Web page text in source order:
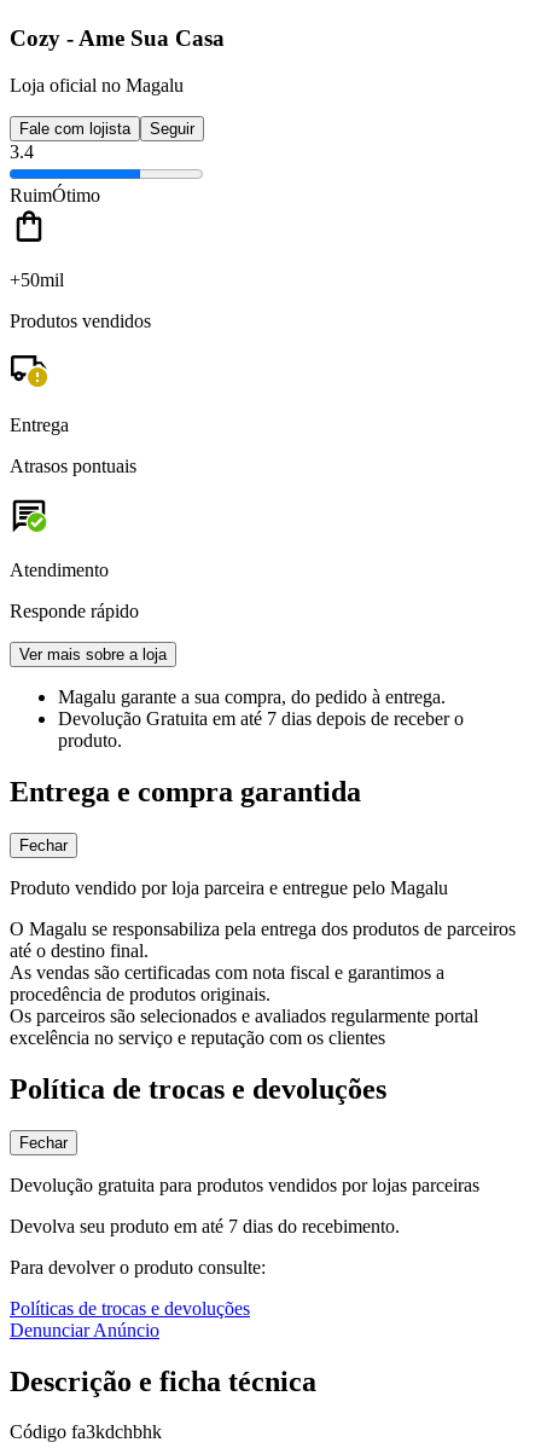
Cozy - Ame Sua Casa
Loja oficial no Magalu
Fale com lojista Seguir
3.4
RuimÓtimo
+50mil
Produtos vendidos
Entrega
Atrasos pontuais
Atendimento
Responde rápido
Ver mais sobre a loja
Magalu garante a sua compra, do pedido à entrega.
Devolução Gratuita em até 7 dias depois de receber o
produto.
Entrega e compra garantida
Fechar
Produto vendido por loja parceira e entregue pelo Magalu
O Magalu se responsabiliza pela entrega dos produtos de parceiros
até o destino final.
As vendas são certificadas com nota fiscal e garantimos a
procedência de produtos originais.
Os parceiros são selecionados e avaliados regularmente portal
excelência no serviço e reputação com os clientes
Política de trocas e devoluções
Fechar
Devolução gratuita para produtos vendidos por lojas parceiras
Devolva seu produto em até 7 dias do recebimento.
Para devolver o produto consulte:
Políticas de trocas e devoluções
Denunciar Anúncio
Descrição e ficha técnica
Código fa3kdchbhk